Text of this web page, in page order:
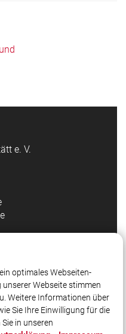
e. V.
auf Facebook
optimales Webseiten-
Webseite stimmen
Weitere Informationen über
Sie Ihre Einwilligung für die
in unseren